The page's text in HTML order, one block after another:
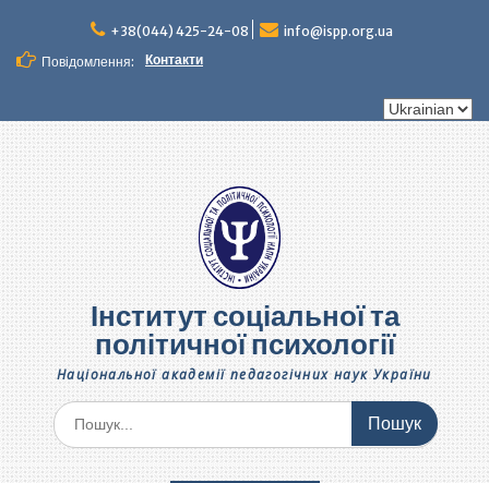
вмісту
+38(044) 425-24-08
info@ispp.org.ua
Повідомлення:
Контакти
Вибрати
Інститут соціальної та
політичної психології
Національної академії педагогічних наук України
Шукати: